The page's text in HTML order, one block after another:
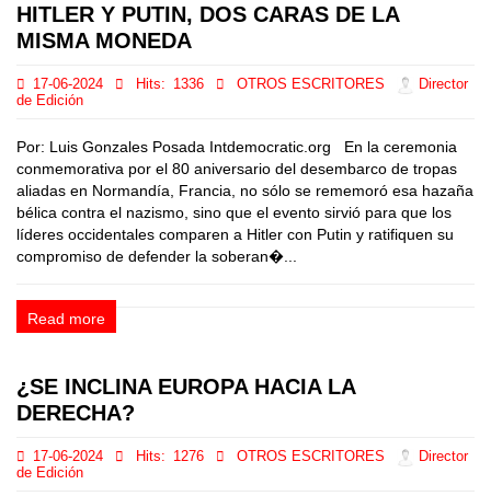
HITLER Y PUTIN, DOS CARAS DE LA
MISMA MONEDA
17-06-2024 Hits: 1336 OTROS ESCRITORES
Director
de Edición
Por: Luis Gonzales Posada Intdemocratic.org En la ceremonia
conmemorativa por el 80 aniversario del desembarco de tropas
aliadas en Normandía, Francia, no sólo se rememoró esa hazaña
bélica contra el nazismo, sino que el evento sirvió para que los
líderes occidentales comparen a Hitler con Putin y ratifiquen su
compromiso de defender la soberan�...
Read more
¿SE INCLINA EUROPA HACIA LA
DERECHA?
17-06-2024 Hits: 1276 OTROS ESCRITORES
Director
de Edición